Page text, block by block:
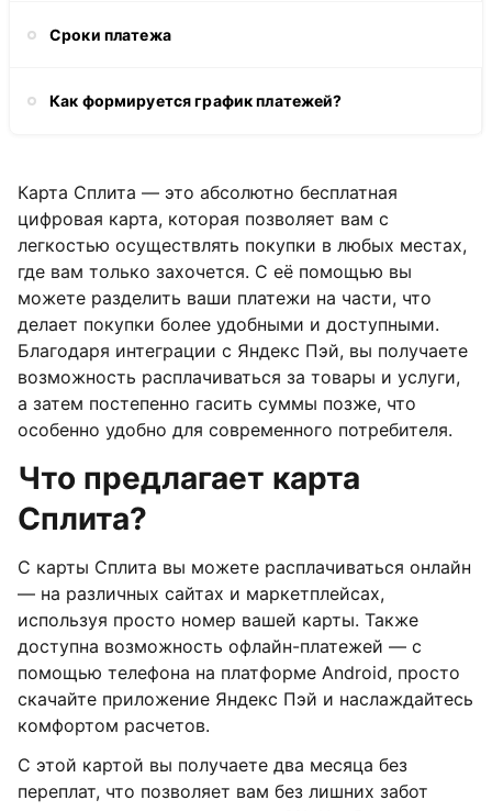
Сроки платежа
Как формируется график платежей?
Карта Сплита — это абсолютно бесплатная
цифровая карта, которая позволяет вам с
легкостью осуществлять покупки в любых местах,
где вам только захочется. С её помощью вы
можете разделить ваши платежи на части, что
делает покупки более удобными и доступными.
Благодаря интеграции с Яндекс Пэй, вы получаете
возможность расплачиваться за товары и услуги,
а затем постепенно гасить суммы позже, что
особенно удобно для современного потребителя.
Что предлагает карта
Сплита?
С карты Сплита вы можете расплачиваться онлайн
— на различных сайтах и маркетплейсах,
используя просто номер вашей карты. Также
доступна возможность офлайн-платежей — с
помощью телефона на платформе Android, просто
скачайте приложение Яндекс Пэй и наслаждайтесь
комфортом расчетов.
С этой картой вы получаете два месяца без
переплат, что позволяет вам без лишних забот